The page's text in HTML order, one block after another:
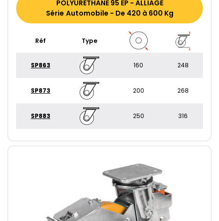
POLYURÉTHANE 95 EP - ALLIAGE
Série Automobile - De 420 à 600 Kg
Réf Type
SP863 160 248
SP873 200 268
SP883 250 316